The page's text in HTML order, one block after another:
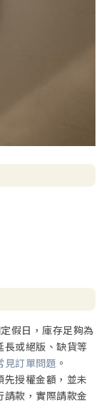
假日，庫存足夠為
長或絕版、缺貨等
見訂單問題 。
授權金額，並未
款，實際請款金